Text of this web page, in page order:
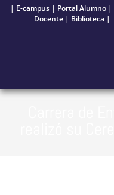
| E-campus| Portal Alumno|
Docente| Biblioteca |